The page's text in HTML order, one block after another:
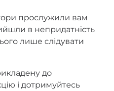
прослужили вам
в непридатність
лише слідувати
до
і дотримуйтесь